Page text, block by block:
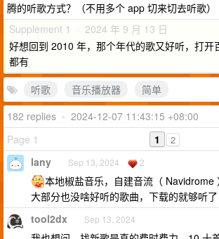
腾的听歌方式？（不用多个 app 切来切去听歌）
Supplement 1 · 2024 年 9 月 13 日
好想回到 2010 年，那个年代的歌又好听，打开
都有
听歌
音乐播放器
简单
182 replies • 2024-12-07 11:43:15 +08:00
Page 1
1 2
lany Sep 13, 2024 2
本地椒盐音乐，自建音流（ Navidrome
大部分也没啥好听的歌曲，下载的就够听了
tool2dx Sep 13, 2024